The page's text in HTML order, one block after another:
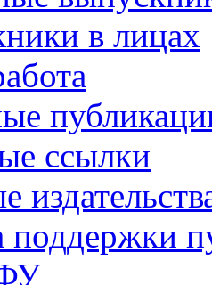
в лицах
ссылки